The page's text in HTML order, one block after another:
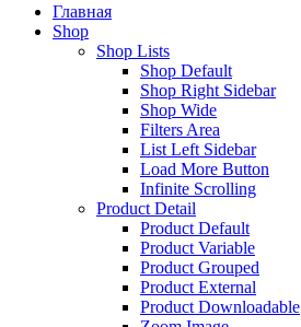
Главная
Shop
Shop Lists
Shop Default
Shop Right Sidebar
Shop Wide
Filters Area
List Left Sidebar
Load More Button
Infinite Scrolling
Product Detail
Product Default
Product Variable
Product Grouped
Product External
Product Downloadable